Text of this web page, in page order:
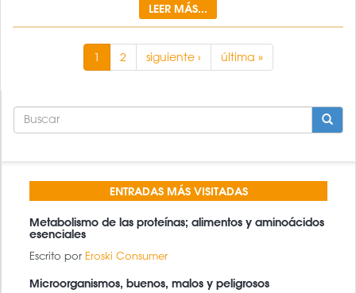
LEER MÁS...
1 2 siguiente › última »
FORMULARIO
DE
ENTRADAS MÁS VISITADAS
Metabolismo de las proteínas; alimentos y aminoácidos
esenciales
Escrito por Eroski Consumer
Microorganismos, buenos, malos y peligrosos